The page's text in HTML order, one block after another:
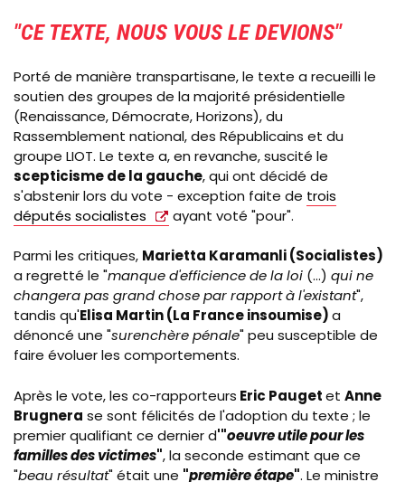
"CE TEXTE, NOUS VOUS LE DEVIONS"
Porté de manière transpartisane, le texte a recueilli le
soutien des groupes de la majorité présidentielle
(Renaissance, Démocrate, Horizons), du
Rassemblement national, des Républicains et du
groupe LIOT. Le texte a, en revanche, suscité le
scepticisme de la gauche, qui ont décidé de
s'abstenir lors du vote - exception faite de trois
députés socialistes
ayant voté "pour".
Parmi les critiques, Marietta Karamanli (Socialistes)
a regretté le "manque d'efficience de la loi (...) qui ne
changera pas grand chose par rapport à l'existant",
tandis qu'Elisa Martin (La France insoumise)a
dénoncé une "surenchère pénale" peu susceptible de
faire évoluer les comportements.
Après le vote, les co-rapporteurs Eric Paugetet Anne
Brugnera se sont félicités de l'adoption du texte ; le
premier qualifiant ce dernier d'"oeuvre utile pour les
familles des victimes", la seconde estimant que ce
"beau résultat" était une "première étape". Le ministre